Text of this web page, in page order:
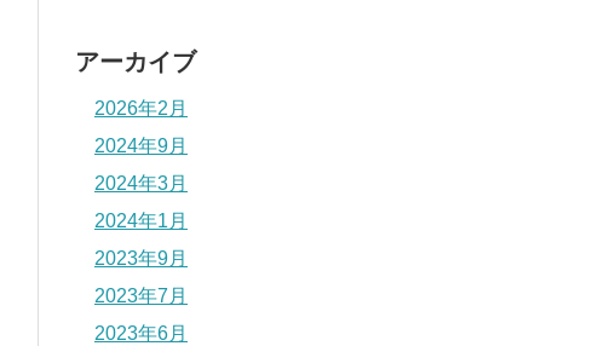
アーカイブ
2026年2月
2024年9月
2024年3月
2024年1月
2023年9月
2023年7月
2023年6月